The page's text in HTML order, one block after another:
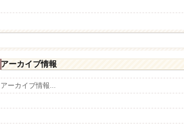
アーカイブ情報
アーカイブ情報...